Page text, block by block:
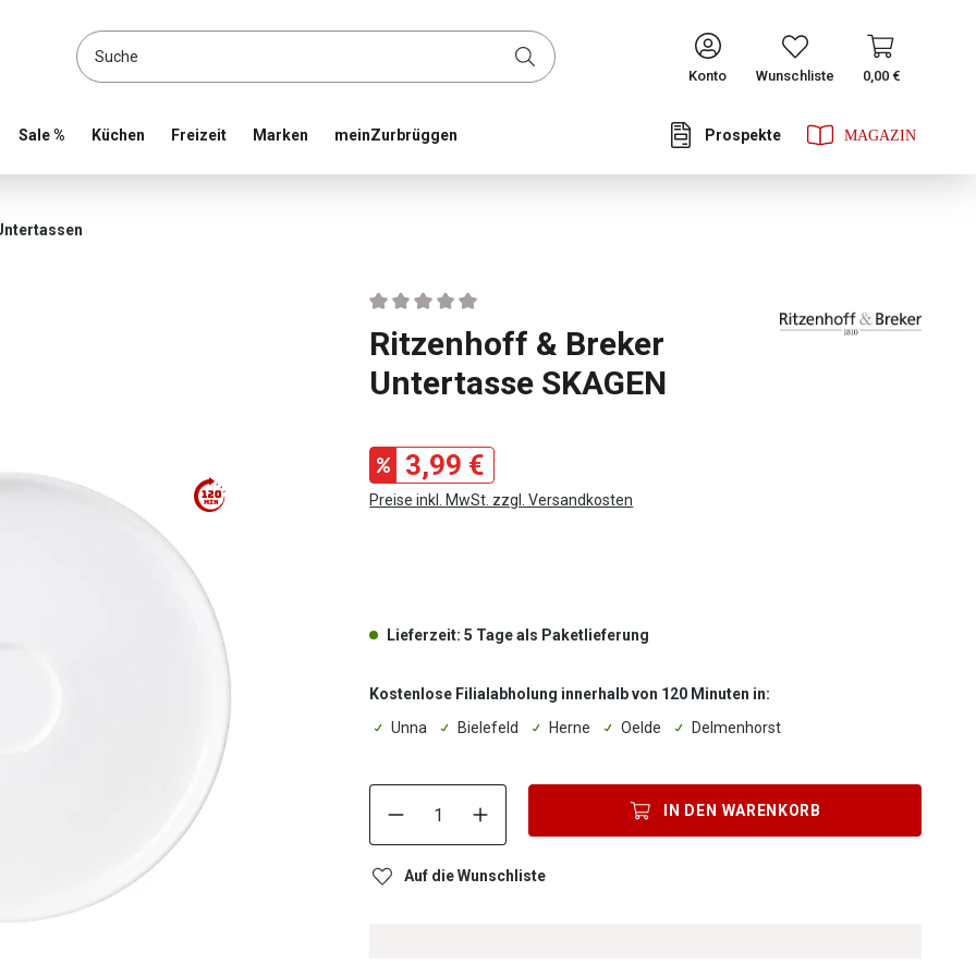
and shop online CONTINUE
Konto Wunschliste 0,00 €
Sale % Küchen Freizeit Prospekte
Marken meinZurbrüggen
Durchschnittliche Bewertung von 0 von 5 Sternen
Ritzenhoff & Breker
Untertasse SKAGEN
3,99 €
Preise inkl. MwSt. zzgl. Versandkosten
Lieferzeit: 5 Tage als Paketlieferung
Kostenlose Filialabholung innerhalb von 120 Minuten in:
Unna
Bielefeld Herne Oelde Delmenhorst
Produkt Anzahl: Gib den gewünschten Wert ein oder benutze die
IN DEN WARENKORB
Auf die Wunschliste